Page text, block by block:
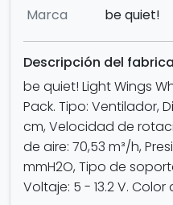
Marca be quiet!
Descripción del
be quiet! Light Wings
Pack. Tipo: Ventilador,
cm, Velocidad de
de aire: 70,53 m³/h,
mmH2O, Tipo de
Voltaje: 5 - 13.2 V.